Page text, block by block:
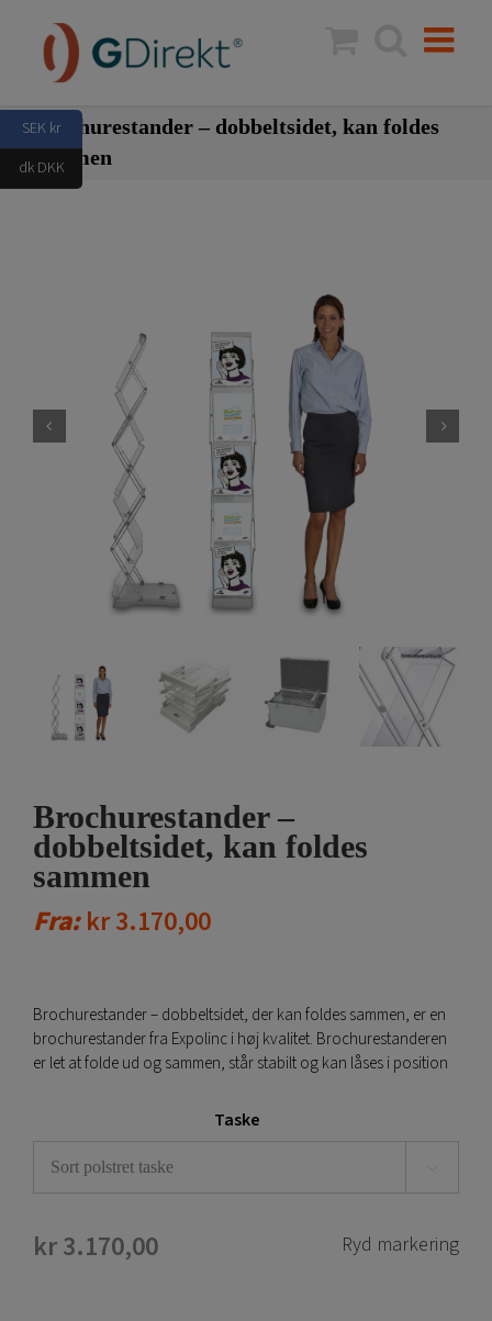
content
Brochurestander – dobbeltsidet, kan foldes
sammen
Brochurestander –
dobbeltsidet, kan foldes
sammen
Fra:kr3.170,00
Brochurestander – dobbeltsidet, der kan foldes sammen, er en
brochurestander fra Expolinc i høj kvalitet. Brochurestanderen
er let at folde ud og sammen, står stabilt og kan låses i position
Taske
kr3.170,00 Ryd markering
SEK kr
dk DKK